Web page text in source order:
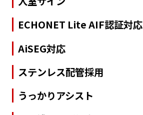
ECHONET Lite AIF認証対応
AiSEG対応
ステンレス配管採用
うっかりアシスト